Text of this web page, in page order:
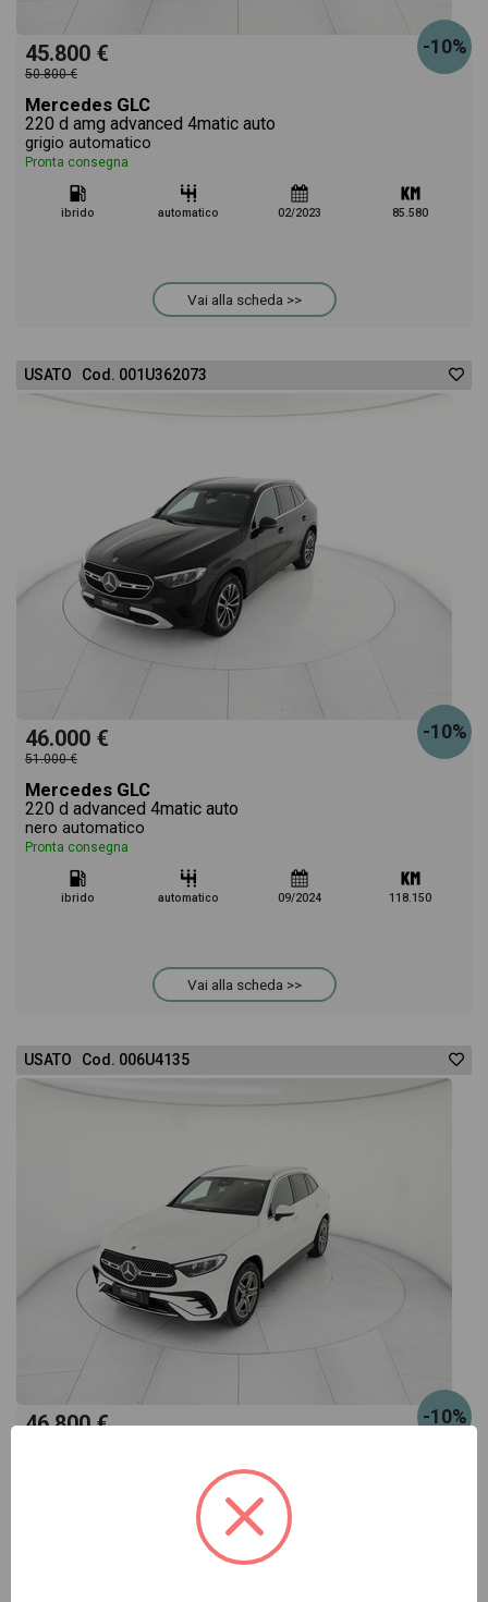
-10%
45.800 €
50.800 €
Mercedes GLC
220 d amg advanced 4matic auto
grigio automatico
Pronta consegna
ibrido automatico 02/2023 85.580
Vai alla scheda >>
USATO Cod. 001U362073
-10%
46.000 €
51.000 €
Mercedes GLC
220 d advanced 4matic auto
nero automatico
Pronta consegna
ibrido automatico 09/2024 118.150
Vai alla scheda >>
USATO Cod. 006U4135
-10%
46.800 €
220 d amg line advanced 4matic auto